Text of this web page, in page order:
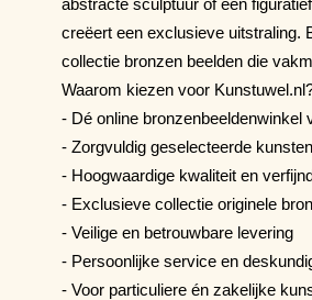
creëert een exclusieve uitstraling.
collectie bronzen beelden die
Waarom kiezen voor
- Dé online
- Zorgvuldig geselecteerde
- Hoogwaardige kwaliteit en
- Exclusieve collectie originele
- Veilige en betrouwbare levering
- Persoonlijke service en
- Voor particuliere én zakelijke